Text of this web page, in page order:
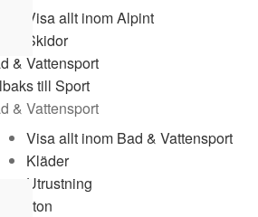
Visa allt inom Alpint
Skidor
& Vattensport
till Sport
& Vattensport
Visa allt inom Bad & Vattensport
Kläder
Utrustning